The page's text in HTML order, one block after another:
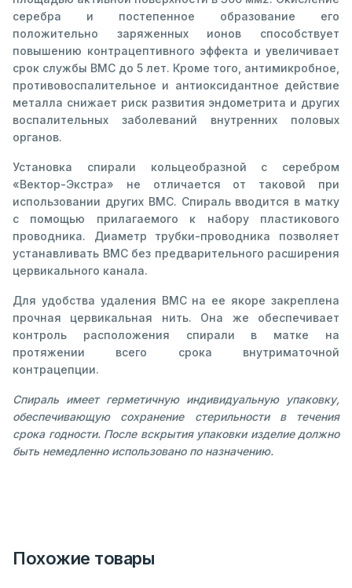
серебра и постепенное образование его
положительно заряженных ионов способствует
повышению контрацептивного эффекта и увеличивает
срок службы ВМС до 5 лет. Кроме того, антимикробное,
противовоспалительное и антиоксидантное действие
металла снижает риск развития эндометрита и других
воспалительных заболеваний внутренних половых
органов.
Установка спирали кольцеобразной с серебром
«Вектор-Экстра» не отличается от таковой при
использовании других ВМС. Спираль вводится в матку
с помощью прилагаемого к набору пластикового
проводника. Диаметр трубки-проводника позволяет
устанавливать ВМС без предварительного расширения
цервикального канала.
Для удобства удаления ВМС на ее якоре закреплена
прочная цервикальная нить. Она же обеспечивает
контроль расположения спирали в матке на
протяжении всего срока внутриматочной
контрацепции.
Спираль имеет герметичную индивидуальную упаковку,
обеспечивающую сохранение стерильности в течения
срока годности. После вскрытия упаковки изделие должно
быть немедленно использовано по назначению.
Похожие товары